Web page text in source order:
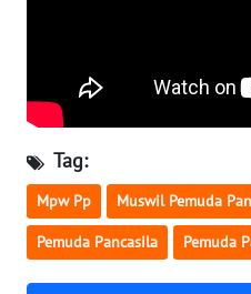
Tag:
Mpw Pp Muswil Pemuda
Pemuda Pancasila Pemuda
WN
LAMPUNG
WN